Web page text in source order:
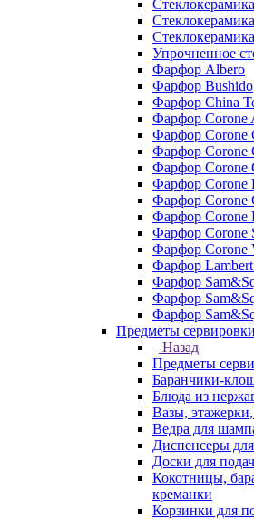
Упрочненное
Фарфор Albero
Фарфор Bushido
Фарфор China
Фарфор Corone
Фарфор Corone
Фарфор Corone
Фарфор Corone
Фарфор Corone
Фарфор Corone
Фарфор Corone
Фарфор Corone
Фарфор Corone
Фарфор
Фарфор
Фарфор
Фарфор
Предметы сервировки
Назад
Предметы
Баранчики-
Блюда из
Вазы,
Ведра для
Диспенсеры
Доски для
Кокотницы,
креманки
Корзинки для